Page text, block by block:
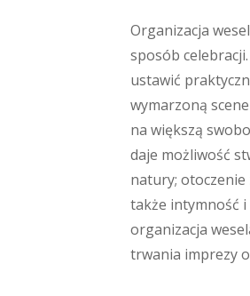
Organizacja
sposób
ustawić
wymarzoną
na większą
daje możliwość
natury; otoczenie
także intymność
organizacja
trwania imprezy